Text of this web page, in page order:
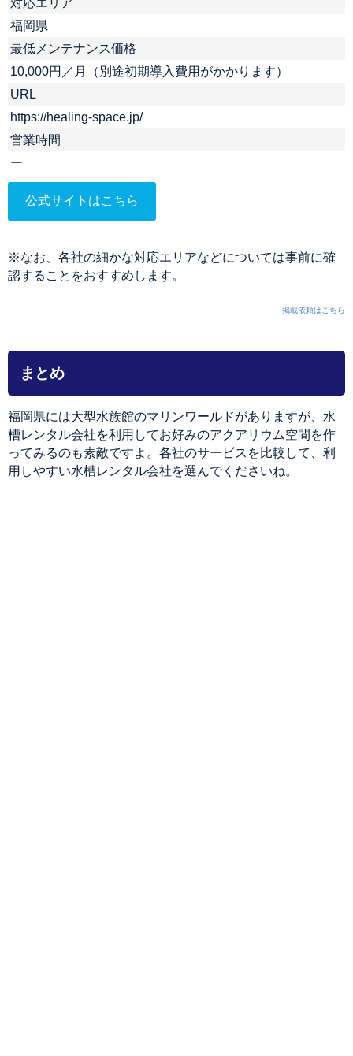
福岡県
最低メンテナンス価格
10,000円／月（別途初期導入費用がかかります）
URL
https://healing-space.jp/
営業時間
ー
公式サイトはこちら
※なお、各社の細かな対応エリアなどについては事前に確
認することをおすすめします。
掲載依頼はこちら
まとめ
福岡県には大型水族館のマリンワールドがありますが、水
槽レンタル会社を利用してお好みのアクアリウム空間を作
ってみるのも素敵ですよ。各社のサービスを比較して、利
用しやすい水槽レンタル会社を選んでくださいね。